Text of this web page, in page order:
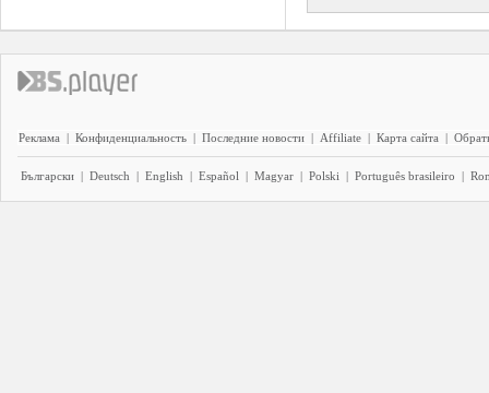
Реклама | Конфиденциальность | Последние новости | Affiliate | Карта сайта |
Български | Deutsch | English | Español | Magyar | Polski | Português brasileiro |